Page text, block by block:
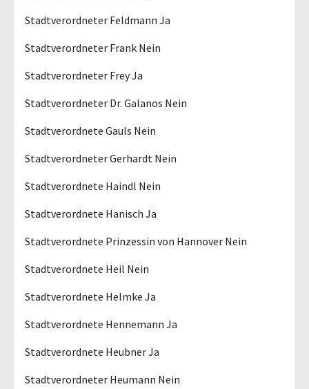
Stadtverordneter Feldmann Ja
Stadtverordneter Frank Nein
Stadtverordneter Frey Ja
Stadtverordneter Dr. Galanos Nein
Stadtverordnete Gauls Nein
Stadtverordneter Gerhardt Nein
Stadtverordnete Haindl Nein
Stadtverordnete Hanisch Ja
Stadtverordnete Prinzessin von Hannover Nein
Stadtverordnete Heil Nein
Stadtverordnete Helmke Ja
Stadtverordnete Hennemann Ja
Stadtverordnete Heubner Ja
Stadtverordneter Heumann Nein